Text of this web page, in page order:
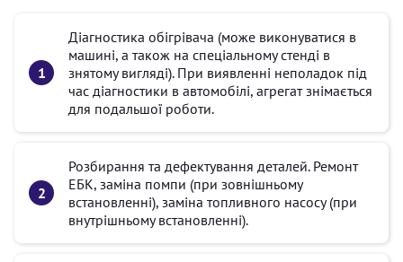
Діагностика обігрівача (може виконуватися в
машині, а також на спеціальному стенді в
знятому вигляді). При виявленні неполадок під
час діагностики в автомобілі, агрегат знімається
для подальшої роботи.
Розбирання та дефектування деталей. Ремонт
ЕБК, заміна помпи (при зовнішньому
встановленні), заміна топливного насосу (при
внутрішньому встановленні).